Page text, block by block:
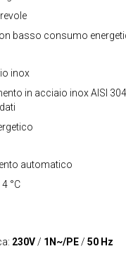
basso consumo
inox
in acciaio inox AISI
automatico
°C
230V / 1N~/PE / 50 Hz